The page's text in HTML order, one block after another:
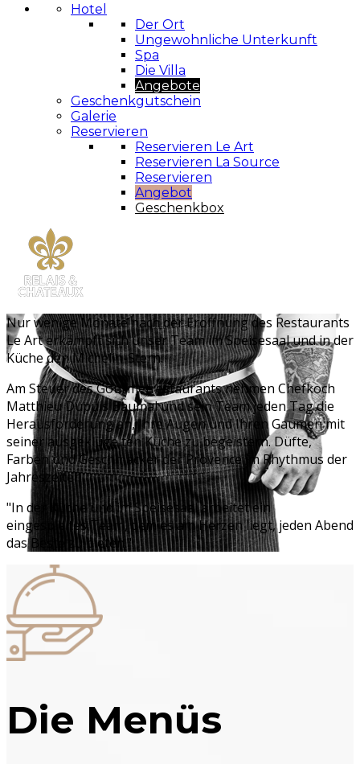
Hotel
Der Ort
Ungewohnliche Unterkunft
Spa
Die Villa
Angebote
Geschenkgutschein
Galerie
Reservieren
Reservieren Le Art
Reservieren La Source
Reservieren
Angebot
Geschenkbox
Nur wenige Monate nach der Eröffnung des Restaurants
Le Art erkämpft sich unser Team im Speisesaal und in der
Küche den Michelin-Stern.
Am Steuer des Gourmetrestaurants nehmen Chefkoch
Matthieu Dupuis Baumal und sein Team jeden Tag die
Herausforderung an, Ihre Augen und Ihren Gaumen mit
seiner ausgeklügelten Küche zu begeistern. Düfte,
Farben und Geschmäcker der Provence im Rhythmus der
Jahreszeiten.
"In der Küche und im Speisesaal arbeitet ein
eingespieltes Team, dem es am Herzen liegt, jeden Abend
das Beste zu bieten."
Die Menüs